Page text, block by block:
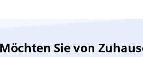
Möchten Sie von